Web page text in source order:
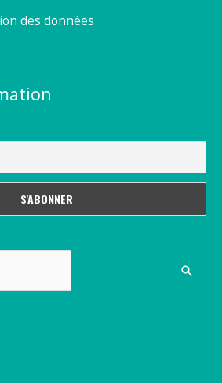
des données